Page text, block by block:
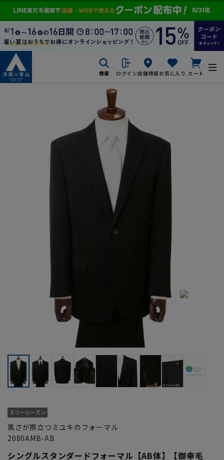
検索 ログイン店舗検索お気に入り カート
黒さが際立つミユキのフォーマル
2080AMB-AB
シングルスタンダードフォーマル【AB体】【御幸毛